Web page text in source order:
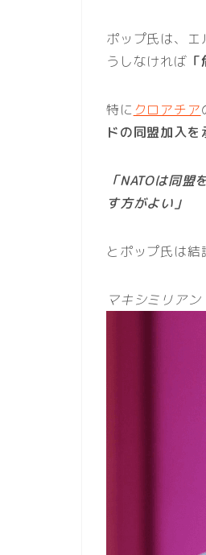
ポップ氏は、エ
うしなければ
特に クロアチア
ドの同盟加入
「NATOは同
す方がよい」
とポップ氏は結
マキシミリア